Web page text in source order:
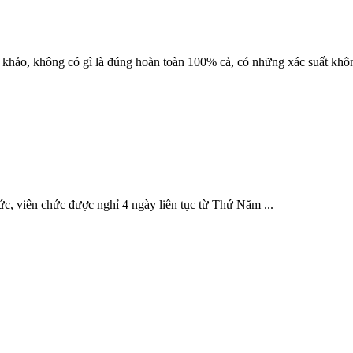
không có gì là đúng hoàn toàn 100% cả, có những xác suất
viên chức được nghỉ 4 ngày liên tục từ Thứ Năm ...